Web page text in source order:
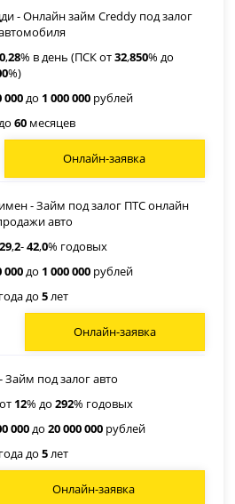
- Онлайн займ Creddy под залог
0,28% в день (ПСК от32,850% до
%)
000до 1 000 000 рублей
60 месяцев
Онлайн-заявка
- Займ под залог ПТС онлайн
авто
29,2-42,0% годовых
000до 1 000 000 рублей
года до5лет
Онлайн-заявка
Займ под залог авто
12% до292% годовых
000до20 000 000 рублей
года до5лет
Онлайн-заявка